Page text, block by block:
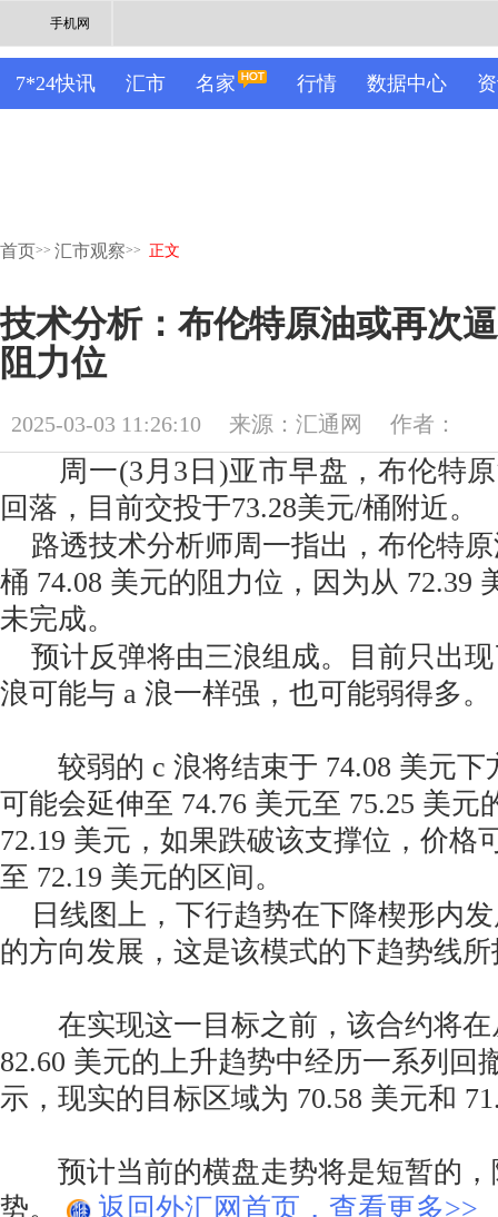
手机网
7*24快讯 汇市 名家 行情 数据中心
首页>> 汇市观察>> 正文
技术分析：布伦特原油或再次
阻力位
2025-03-03 11:26:10 来源：汇通网 作者：
周一(3月3日)亚市早盘，布伦特原
回落，目前交投于73.28美元/桶附近。
路透技术分析师周一指出，布伦特
桶 74.08 美元的阻力位，因为从 72.39
未完成。
预计反弹将由三浪组成。目前只出
浪可能与 a 浪一样强，也可能弱得多。
较弱的 c 浪将结束于 74.08 美元下
可能会延伸至 74.76 美元至 75.25 美元
72.19 美元，如果跌破该支撑位，价格
至 72.19 美元的区间。
日线图上，下行趋势在下降楔形内发
的方向发展，这是该模式的下趋势线
在实现这一目标之前，该合约将在
82.60 美元的上升趋势中经历一系列回
示，现实的目标区域为 70.58 美元和
预计当前的横盘走势将是短暂的，
势。
返回外汇网首页，查看更多>>